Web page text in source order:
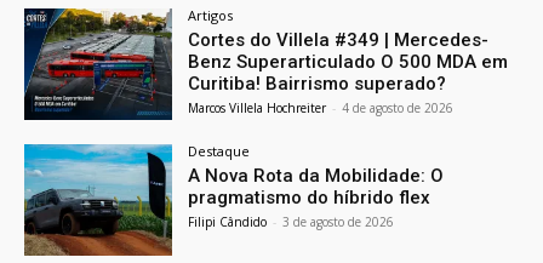
Artigos
Cortes do Villela #349 | Mercedes-
Benz Superarticulado O 500 MDA em
Curitiba! Bairrismo superado?
Marcos Villela Hochreiter - 4 de agosto de 2026
Destaque
A Nova Rota da Mobilidade: O
pragmatismo do híbrido flex
Filipi Cândido - 3 de agosto de 2026